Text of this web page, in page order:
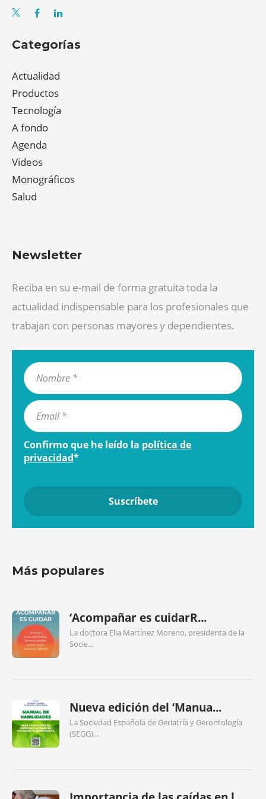
Categorías
Actualidad
Productos
Tecnología
A fondo
Agenda
Videos
Monográficos
Salud
Newsletter
Reciba en su e-mail de forma gratuita toda la
actualidad indispensable para los profesionales que
trabajan con personas mayores y dependientes.
Confirmo que he leído la política de
privacidad*
Más populares
‘Acompañar es cuidarR...
La doctora Elia Martínez Moreno, presidenta de la
Socie...
Nueva edición del ‘Manua...
La Sociedad Española de Geriatría y Gerontología
(SEGG)...